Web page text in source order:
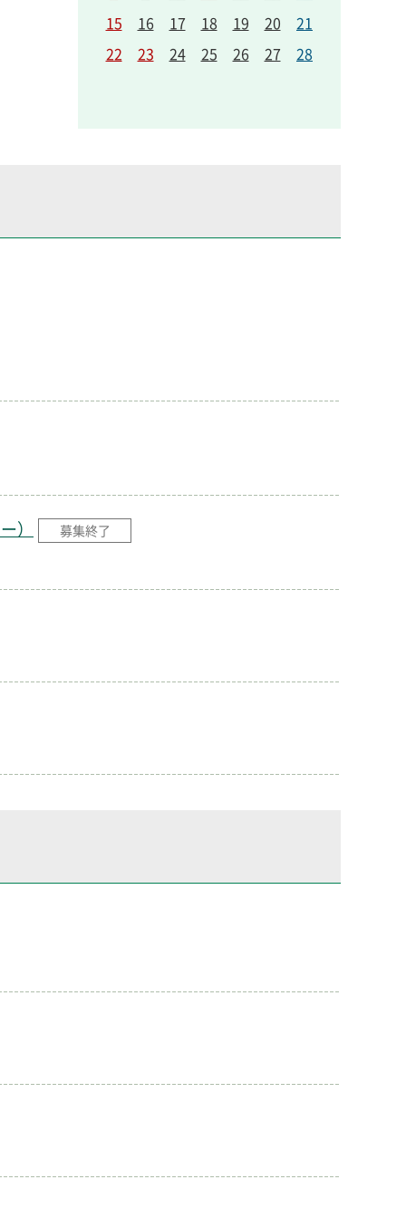
15
16 17 18 19 20
21
22
23 24 25 26 27 28
） 募集終了